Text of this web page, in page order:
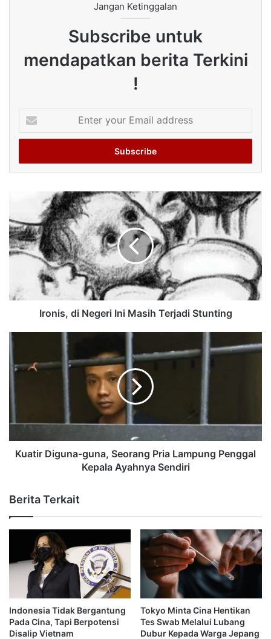
Jangan Ketinggalan
Subscribe untuk
mendapatkan berita Terkini
!
your
Email
Ironis, di Negeri Ini Masih Terjadi Stunting
Kuatir Diguna-guna, Seorang Pria Lampung Penggal
Kepala Ayahnya Sendiri
Berita Terkait
Indonesia Tidak Bergantung
Pada Cina, Tapi Berpotensi
Disalip Vietnam
Tokyo Minta Cina Hentikan
Tes Swab Melalui Lubang
Dubur Kepada Warga Jepang